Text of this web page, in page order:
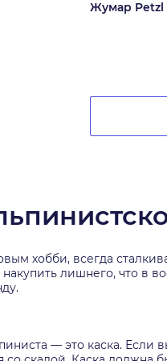
Жумар Petzl
хобби, всегда
лишнего, что в
— это каска. Если